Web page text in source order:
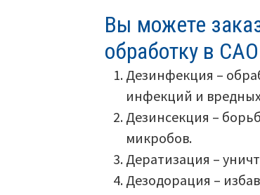
Вы можете
обработку в САО
Дезинфекция –
инфекций и
Дезинсекция –
микробов.
Дератизация –
Дезодорация –